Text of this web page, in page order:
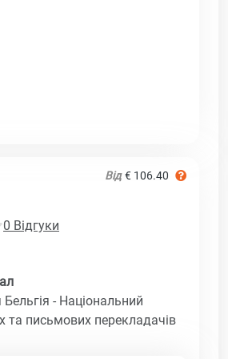
Від € 106.40
0 Відгуки
- Національний
та письмових перекладачів